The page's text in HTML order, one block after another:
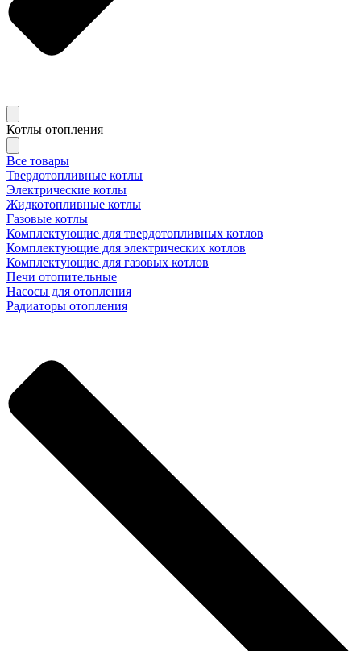
Котлы отопления
Все товары
Твердотопливные котлы
Электрические котлы
Жидкотопливные котлы
Газовые котлы
Комплектующие для твердотопливных котлов
Комплектующие для электрических котлов
Комплектующие для газовых котлов
Печи отопительные
Насосы для отопления
Радиаторы отопления